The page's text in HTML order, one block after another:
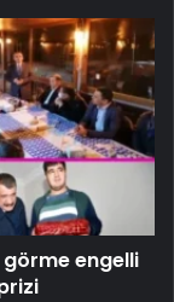
görme engelli